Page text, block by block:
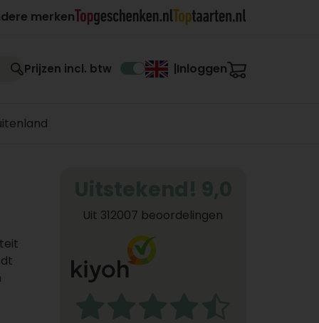
merken
Prijzen incl. btw Inloggen
Uit 312007 beoordelingen